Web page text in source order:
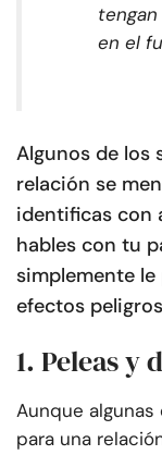
en el
Algunos de los
relación se
identificas con
hables con tu
simplemente
efectos
1. Peleas y
Aunque
para una